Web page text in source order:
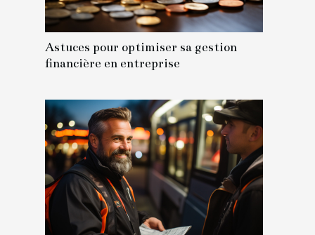
Astuces pour optimiser sa gestion
financière en entreprise